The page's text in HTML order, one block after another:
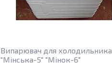
Випарювач для холодильника
"Мінська-5" "Мінок-6"